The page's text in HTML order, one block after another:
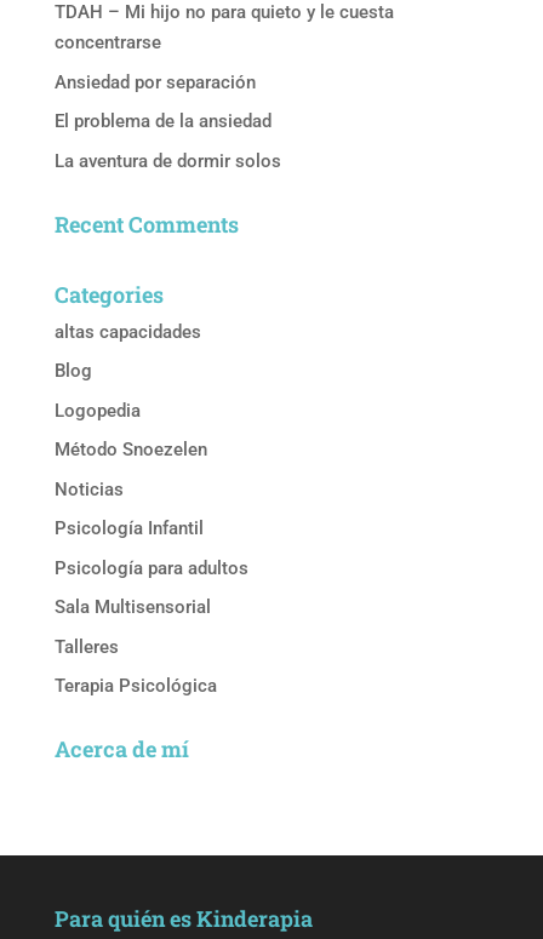
TDAH – Mi hijo no para quieto y le cuesta
concentrarse
Ansiedad por separación
El problema de la ansiedad
La aventura de dormir solos
Recent Comments
Categories
altas capacidades
Blog
Logopedia
Método Snoezelen
Noticias
Psicología Infantil
Psicología para adultos
Sala Multisensorial
Talleres
Terapia Psicológica
Acerca de mí
Para quién es Kinderapia